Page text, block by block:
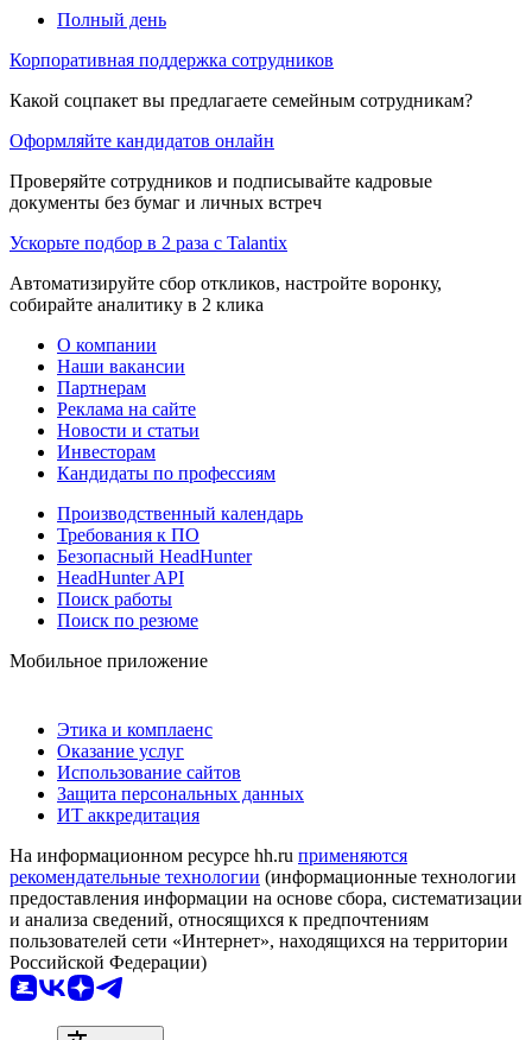
Полный день
Корпоративная поддержка сотрудников
Какой соцпакет вы предлагаете семейным сотрудникам?
Оформляйте кандидатов онлайн
Проверяйте сотрудников и подписывайте кадровые
документы без бумаг и личных встреч
Ускорьте подбор в 2 раза с Talantix
Автоматизируйте сбор откликов, настройте воронку,
собирайте аналитику в 2 клика
О компании
Наши вакансии
Партнерам
Реклама на сайте
Новости и статьи
Инвесторам
Кандидаты по профессиям
Производственный календарь
Требования к ПО
Безопасный HeadHunter
HeadHunter API
Поиск работы
Поиск по резюме
Мобильное приложение
Этика и комплаенс
Оказание услуг
Использование сайтов
Защита персональных данных
ИТ аккредитация
На информационном ресурсе hh.ru применяются
рекомендательные технологии (информационные технологии
предоставления информации на основе сбора, систематизации
и анализа сведений, относящихся к предпочтениям
пользователей сети «Интернет», находящихся на территории
Российской Федерации)